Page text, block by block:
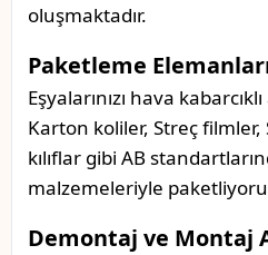
oluşmaktadır.
Paketleme
Eşyalarınızı hava
Karton koliler, Streç
kılıflar gibi AB
malzemeleriyle
Demontaj ve Montaj